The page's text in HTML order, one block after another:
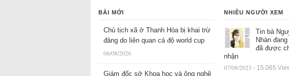
BÀI MỚI
Chủ tịch xã ở Thanh Hóa bị khai trừ
đảng do liên quan cá độ world cup
06/08/2026
Giám đốc sở Khoa học và ông nghệ
NHIỀU NGƯỜI XEM
Tin bà
Nhàn
đã được
nhận
07/08/2023 - 15.065